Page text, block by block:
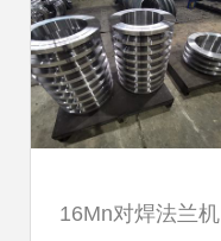
16Mn对焊法兰机